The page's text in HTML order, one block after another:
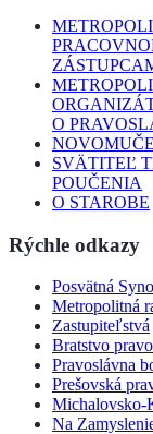
O
SVÄTITEĽ
POUČENIA
O STAROBE
Rýchle odkazy
Posvätná
Metropolitná
Zastupiteľstvá
Bratstvo
Pravoslávna
Prešovská
Michalovsko-
Na